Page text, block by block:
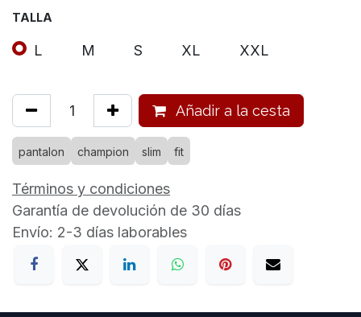
TALLA
L M S XL XXL
Añadir a la cesta
pantalon champion slim fit
Términos y condiciones
Garantía de devolución de 30 días
Envío: 2-3 días laborables